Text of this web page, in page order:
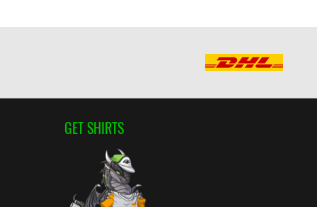
GET SHIRTS